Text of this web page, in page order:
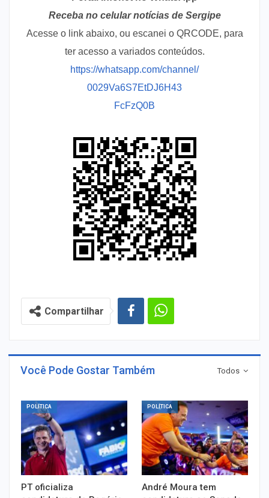
Receba no celular notícias de Sergipe
Acesse o link abaixo, ou escanei o QRCODE, para
ter acesso a variados conteúdos.
https://whatsapp.com/channel/
0029Va6S7EtDJ6H43
FcFzQ0B
Compartilhar
Todos
Você Pode Gostar Também
POLÍTICA
PT oficializa
POLÍTICA
André Moura tem